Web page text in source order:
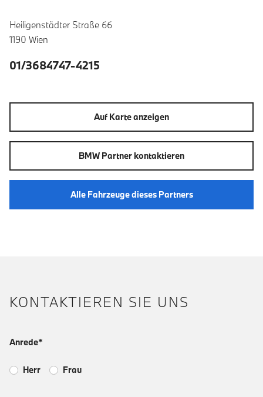
Heiligenstädter Straße 66
1190 Wien
01/3684747-4215
Auf Karte anzeigen
BMW Partner kontaktieren
Alle Fahrzeuge dieses Partners
KONTAKTIEREN SIE UNS
Anrede*
Herr Frau